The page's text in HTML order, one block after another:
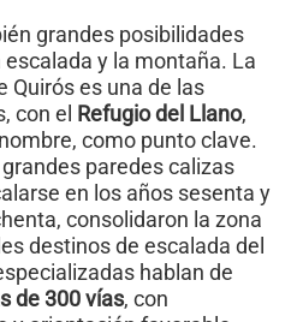
grandes posibilidades
y la montaña. La
Quirós es una de las
con el Refugio del Llano,
como punto clave.
paredes calizas
en los años sesenta y
consolidaron la zona
destinos de escalada del
hablan de
de 300 vías, con